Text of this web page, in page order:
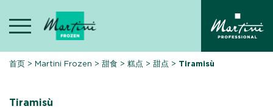
content
首页 >Martini Frozen >甜食 >糕点 >甜点 > Tiramisù
Tiramisù